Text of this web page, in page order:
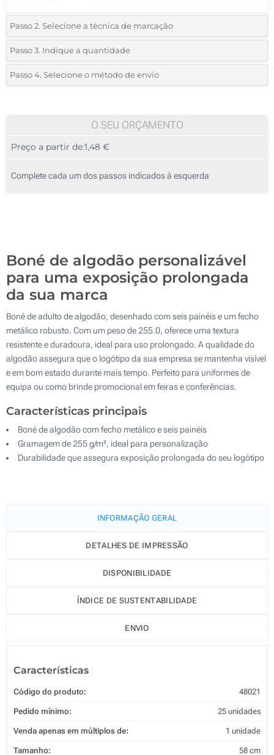
Passo 2. Selecione a técnica de marcação
*Selecione o tipo de marcação e as cores do logotipo:
1 Cor (Na frente, num painel)
3 Cores (Na frente, num painel)
Passo 3. Indique a quantidade
*Quantidade mínima:25
50
125
Passo 4. Selecione o método de envio
O SEU ORÇAMENTO
Preço a partir de:1,48 €
Complete cada um dos passos indicados à esquerda
Boné de algodão personalizável
para uma exposição prolongada
da sua marca
Boné de adulto de algodão, desenhado com seis painéis e um fecho
metálico robusto. Com um peso de 255.0, oferece uma textura
resistente e duradoura, ideal para uso prolongado. A qualidade do
algodão assegura que o logótipo da sua empresa se mantenha visível
e em bom estado durante mais tempo. Perfeito para uniformes de
equipa ou como brinde promocional em feiras e conferências.
Características principais
Boné de algodão com fecho metálico e seis painéis
Gramagem de 255 g/m², ideal para personalização
Durabilidade que assegura exposição prolongada do seu logótipo
INFORMAÇÃO GERAL
DETALHES DE IMPRESSÃO
DISPONIBILIDADE
ÍNDICE DE SUSTENTABILIDADE
ENVIO
Características
Código do produto: 48021
Pedido mínimo: 25 unidades
Venda apenas em múltiplos de: 1 unidade
Tamanho: 58 cm